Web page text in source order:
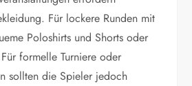
Für lockere Runden mit
Poloshirts und Shorts oder
formelle Turniere oder
sollten die Spieler jedoch